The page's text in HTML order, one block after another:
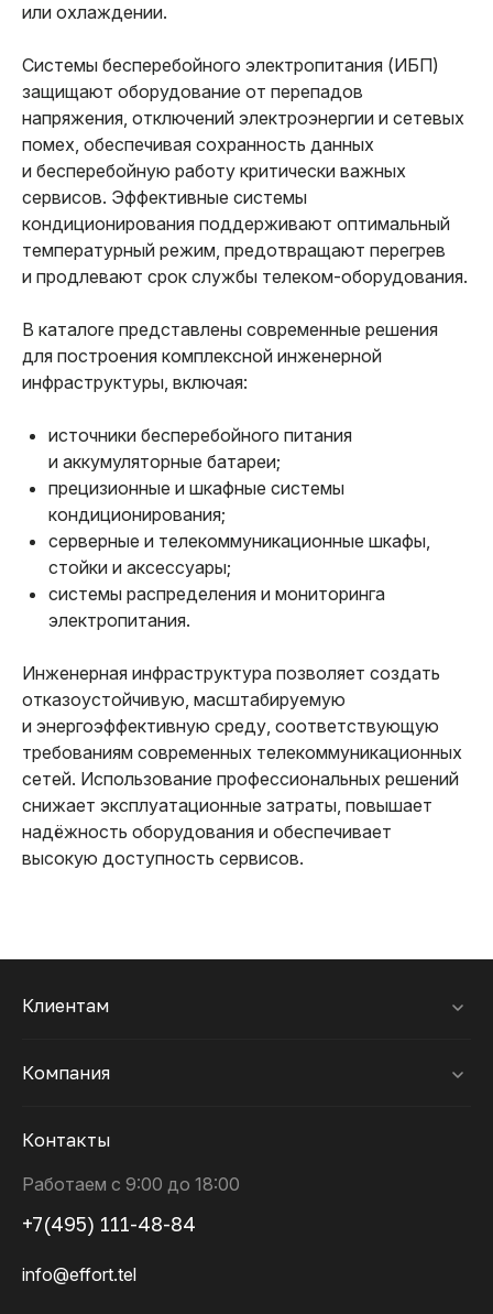
или охлаждении.
Системы бесперебойного электропитания (ИБП)
защищают оборудование от перепадов
напряжения, отключений электроэнергии и сетевых
помех, обеспечивая сохранность данных
и бесперебойную работу критически важных
сервисов. Эффективные системы
кондиционирования поддерживают оптимальный
температурный режим, предотвращают перегрев
и продлевают срок службы телеком-оборудования.
В каталоге представлены современные решения
для построения комплексной инженерной
инфраструктуры, включая:
источники бесперебойного питания
и аккумуляторные батареи;
прецизионные и шкафные системы
кондиционирования;
серверные и телекоммуникационные шкафы,
стойки и аксессуары;
системы распределения и мониторинга
электропитания.
Инженерная инфраструктура позволяет создать
отказоустойчивую, масштабируемую
и энергоэффективную среду, соответствующую
требованиям современных телекоммуникационных
сетей. Использование профессиональных решений
снижает эксплуатационные затраты, повышает
надёжность оборудования и обеспечивает
высокую доступность сервисов.
Клиентам
Компания
Контакты
Работаем с 9:00 до 18:00
+7(495) 111-48-84
info@effort.tel